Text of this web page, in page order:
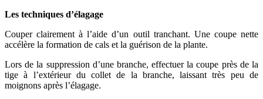
Les techniques d’élagage
Couper clairement à l’aide d’un outil tranchant. Une coupe nette
accélère la formation de cals et la guérison de la plante.
Lors de la suppression d’une branche, effectuer la coupe près de la
tige à l’extérieur du collet de la branche, laissant très peu de
moignons après l’élagage.